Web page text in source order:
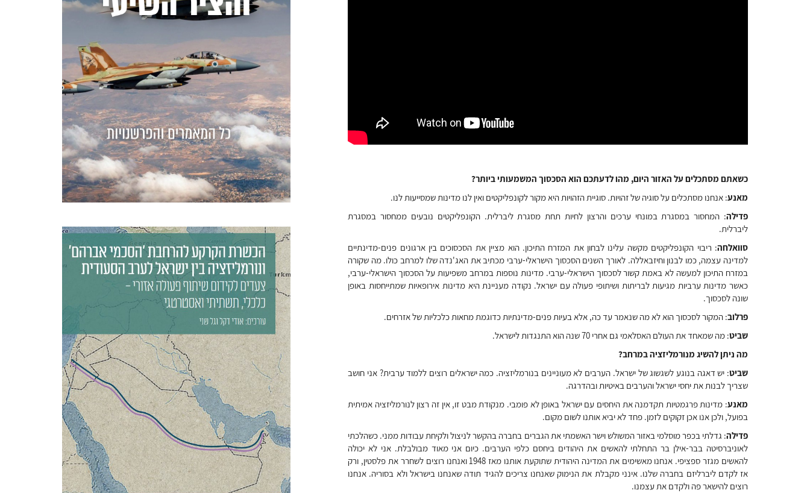
כשאתם מסתכלים על האזור היום, מהו לדעתכם הוא הסכסוך המשמעותי ביותר?
מאנע: אנחנו מסתכלים על סוגיה של זהויות. סוגיית הזהויות היא מקור לקונפליקטים ואין לנו מדינות שמסייעות לנו.
פדילה: המחסור במסגרת במונחי ערכים והרצון לחיות תחת מסגרת ליברלית. הקונפליקטים נובעים ממחסור במסגרת
ליברלית.
סוואלחה: ריבוי הקונפליקטים מקשה עלינו לבחון את המזרח התיכון. הוא מציין את הסכסוכים בין ארגונים פנים-מדינתיים
למדינה עצמה, כמו לבנון וחיזבאללה. לאורך השנים הסכסוך הישראלי-ערבי מכתיב את האג'נדה שלו למרחב כולו. מה שקורה
במזרח התיכון למעשה לא באמת קשור לסכסוך הישראלי-ערבי. מדינות נוספות במרחב משפיעות על הסכסוך הישראלי-ערבי,
כאשר מדינות ערביות מגיעות לבריתות ושיתופי פעולה עם ישראל. נקודה מעניינת היא מדינות אירופאיות שמתייחסות באופן
שונה לסכסוך.
פרלוב: המקור לסכסוך הוא לא מה שנאמר עד כה, אלא בעיות פנים-מדינתיות כדוגמת מחאות כלכליות של אזרחים.
שביט: מה שמאחד את העולם האסלאמי גם אחרי 70 שנה הוא התנגדות לישראל.
מה ניתן להשיג מנורמליזציה במרחב?
שביט: יש דאגה בנוגע לשגשוג של ישראל. הערבים לא מעוניינים בנורמליזציה. כמה ישראלים רוצים ללמוד ערבית? אני חושב
שצריך לבנות את יחסי ישראל והערבים באיטיות ובהדרגה.
מאנע: מדינות פרגמטיות תקדמנה את היחסים עם ישראל באופן לא פומבי. מנקודת מבט זו, אין זה רצון לנורמליזציה אמיתית
בפועל, ולכן אנו אכן זקוקים לזמן. פחד לא יביא אותנו לשום מקום.
פדילה: גדלתי בכפר מוסלמי באזור המשולש וישר האשמתי את הגברים בחברה בהקשר לניצול ולקיחת עבודות ממני. כשהלכתי
לאוניברסיטה בבר-אילן בר התחלתי להאשים את היהודים ביחסם כלפי הערבים. כיום אני מאוד מבולבלת. אני לא יכולה
להאשים מגזר ספציפי. אנחנו מאשימים את המדינה היהודית שתוקעת אותנו מאז 1948 ואנחנו רוצים לשחרר את פלסטין, ורק
אז לקדם ליברליזם בחברה שלנו. אינני מקבלת את הנימוק שאנחנו צריכים להגיד תודה שאנחנו בישראל ולא בסוריה. אנחנו
רוצים להישאר פה ולקדם את עצמנו.